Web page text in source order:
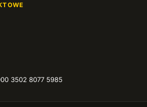
3502 8077 5985